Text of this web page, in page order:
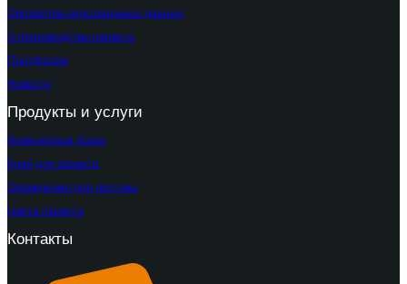
Обработка персональных данных
О производстве паркета
Портфолио
Новости
Продукты и услуги
Инженерная доска
Клей для паркета
Ограждения для лестниц
Цвета паркета
Контакты